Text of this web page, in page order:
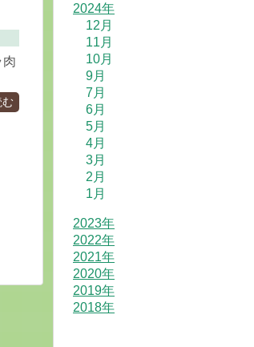
肉
2024年
12月
11月
10月
9月
7月
6月
5月
4月
3月
2月
1月
2023年
2022年
2021年
2020年
2019年
2018年